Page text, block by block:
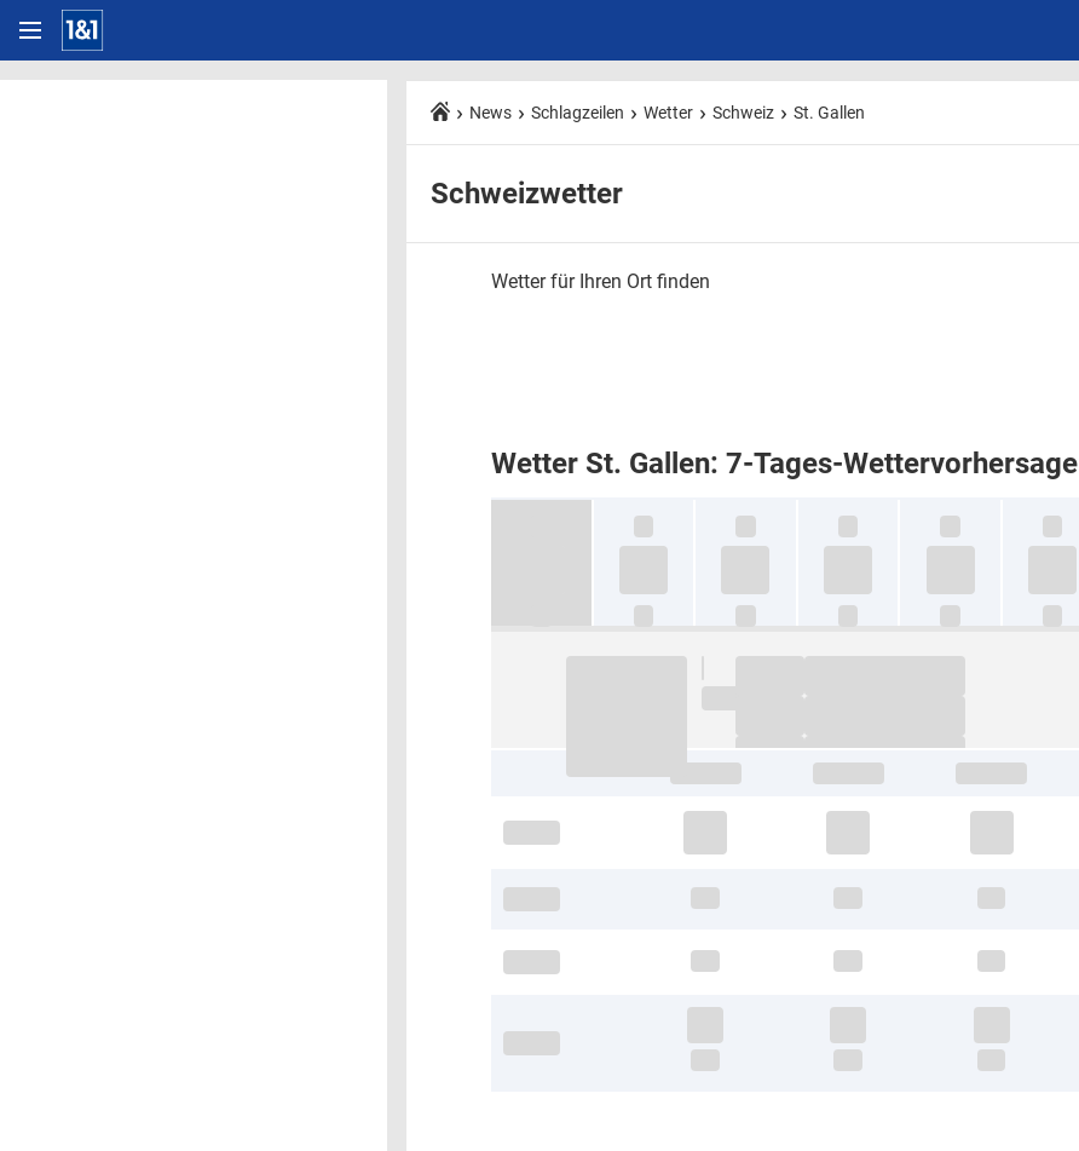
News Schlagzeilen Wetter Schweiz St. Gallen
Schweizwetter
Wetter für Ihren Ort finden
Wetter St. Gallen: 7-Tages-Wettervorhersage